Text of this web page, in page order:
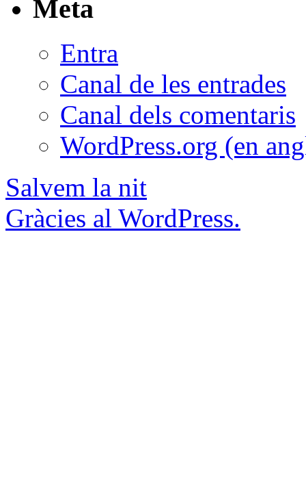
Meta
Entra
Canal de les entrades
Canal dels comentaris
WordPress.org (en
Salvem la nit
Gràcies al WordPress.